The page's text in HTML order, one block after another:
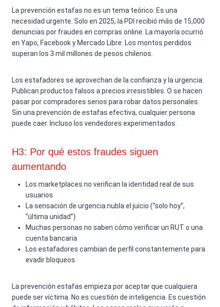
La prevención estafas no es un tema teórico. Es una
necesidad urgente. Solo en 2025, la PDI recibió más de 15,000
denuncias por fraudes en compras online. La mayoría ocurrió
en Yapo, Facebook y Mercado Libre. Los montos perdidos
superan los 3 mil millones de pesos chilenos.
Los estafadores se aprovechan de la confianza y la urgencia.
Publican productos falsos a precios irresistibles. O se hacen
pasar por compradores serios para robar datos personales.
Sin una prevención de estafas efectiva, cualquier persona
puede caer. Incluso los vendedores experimentados.
H3: Por qué estos fraudes siguen
aumentando
Los marketplaces no verifican la identidad real de sus
usuarios
La sensación de urgencia nubla el juicio (“solo hoy”,
“última unidad”)
Muchas personas no saben cómo verificar un RUT o una
cuenta bancaria
Los estafadores cambian de perfil constantemente para
evadir bloqueos
La prevención estafas empieza por aceptar que cualquiera
puede ser víctima. No es cuestión de inteligencia. Es cuestión